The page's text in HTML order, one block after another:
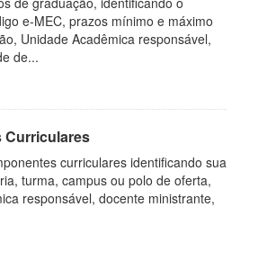
e-MEC, prazos mínimo e máximo
Unidade Acadêmica responsável,
de...
Curriculares
curriculares identificando sua
turma, campus ou polo de oferta,
responsável, docente ministrante,